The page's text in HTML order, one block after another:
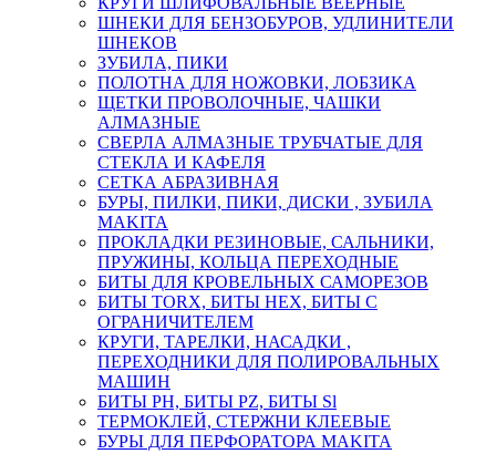
ШНЕКИ ДЛЯ БЕНЗОБУРОВ, УДЛИНИТЕЛИ
ШНЕКОВ
ЗУБИЛА, ПИКИ
ПОЛОТНА ДЛЯ НОЖОВКИ, ЛОБЗИКА
ЩЕТКИ ПРОВОЛОЧНЫЕ, ЧАШКИ
АЛМАЗНЫЕ
СВЕРЛА АЛМАЗНЫЕ ТРУБЧАТЫЕ ДЛЯ
СТЕКЛА И КАФЕЛЯ
СЕТКА АБРАЗИВНАЯ
БУРЫ, ПИЛКИ, ПИКИ, ДИСКИ , ЗУБИЛА
MAKITA
ПРОКЛАДКИ РЕЗИНОВЫЕ, САЛЬНИКИ,
ПРУЖИНЫ, КОЛЬЦА ПЕРЕХОДНЫЕ
БИТЫ ДЛЯ КРОВЕЛЬНЫХ САМОРЕЗОВ
БИТЫ TORX, БИТЫ НЕХ, БИТЫ С
ОГРАНИЧИТЕЛЕМ
КРУГИ, ТАРЕЛКИ, НАСАДКИ ,
ПЕРЕХОДНИКИ ДЛЯ ПОЛИРОВАЛЬНЫХ
МАШИН
БИТЫ PH, БИТЫ PZ, БИТЫ Sl
ТЕРМОКЛЕЙ, СТЕРЖНИ КЛЕЕВЫЕ
БУРЫ ДЛЯ ПЕРФОРАТОРА MAKITA